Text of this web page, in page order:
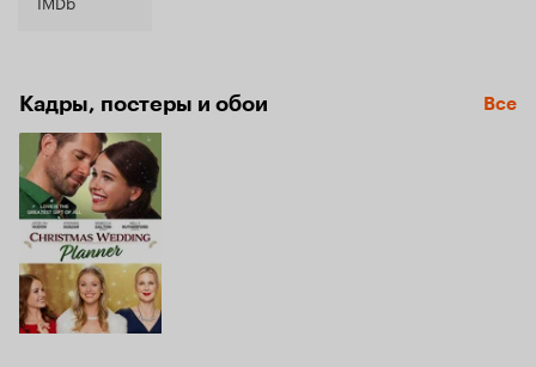
Кадры, постеры и обои Все